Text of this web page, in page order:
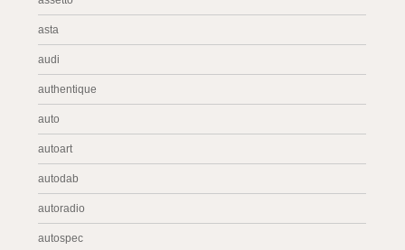
asta
audi
authentique
auto
autoart
autodab
autoradio
autospec